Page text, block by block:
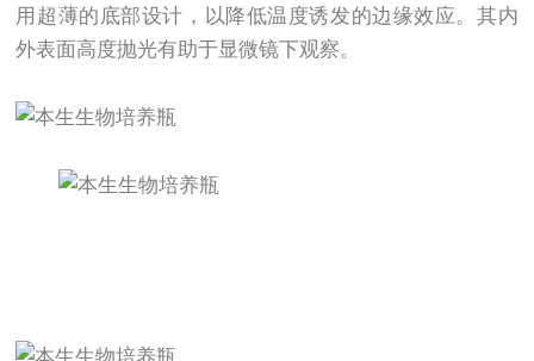
用超薄的底部设计，以降低温度诱发的边缘效应。其内
外表面高度抛光有助于显微镜下观察。